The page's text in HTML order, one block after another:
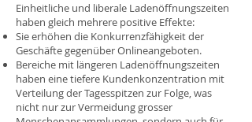
Einheitliche und liberale Ladenöffnungszeiten
haben gleich mehrere positive Effekte:
Sie erhöhen die Konkurrenzfähigkeit der
Geschäfte gegenüber Onlineangeboten.
Bereiche mit längeren Ladenöffnungszeiten
haben eine tiefere Kundenkonzentration mit
Verteilung der Tagesspitzen zur Folge, was
nicht nur zur Vermeidung grosser